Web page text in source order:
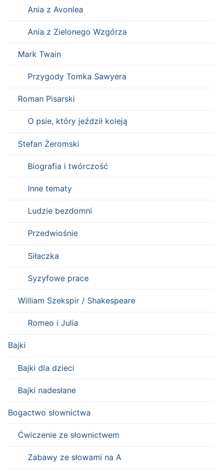
Ania z Avonlea
Ania z Zielonego Wzgórza
Mark Twain
Przygody Tomka Sawyera
Roman Pisarski
O psie, który jeździł koleją
Stefan Żeromski
Biografia i twórczość
Inne tematy
Ludzie bezdomni
Przedwiośnie
Siłaczka
Syzyfowe prace
William Szekspir / Shakespeare
Romeo i Julia
Bajki
Bajki dla dzieci
Bajki nadesłane
Bogactwo słownictwa
Ćwiczenie ze słownictwem
Zabawy ze słowami na A